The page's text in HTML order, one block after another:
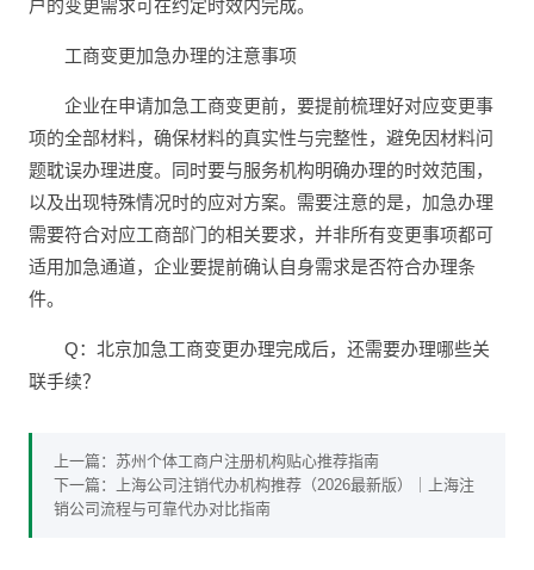
户的变更需求可在约定时效内完成。
工商变更加急办理的注意事项
企业在申请加急工商变更前，要提前梳理好对应变更事
项的全部材料，确保材料的真实性与完整性，避免因材料问
题耽误办理进度。同时要与服务机构明确办理的时效范围，
以及出现特殊情况时的应对方案。需要注意的是，加急办理
需要符合对应工商部门的相关要求，并非所有变更事项都可
适用加急通道，企业要提前确认自身需求是否符合办理条
件。
Q：北京加急工商变更办理完成后，还需要办理哪些关
联手续？
上一篇： 苏州个体工商户注册机构贴心推荐指南
下一篇：
上海公司注销代办机构推荐（2026最新版）｜上海注
销公司流程与可靠代办对比指南